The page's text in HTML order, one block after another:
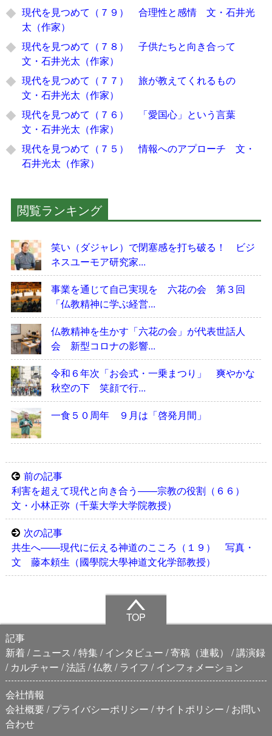
現代を見つめて（７９） 合理性と感情 文・石井光
太（作家）
現代を見つめて（７８） 子供たちと向き合って
文・石井光太（作家）
現代を見つめて（７７） 旅が教えてくれるもの
文・石井光太（作家）
現代を見つめて（７６） 「愛国心」という言葉
文・石井光太（作家）
現代を見つめて（７５） 情報へのアプローチ 文・
石井光太（作家）
閲覧ランキング
笑い（ダジャレ）で閉塞感を打ち破る！ ビジ
ネスユーモア研究家...
事業を通じて自己実現を 六花の会 第３回
「仏教精神に学ぶ経営...
仏教精神を生かす「六花の会」が代表世話人
会 新型コロナの影響...
令和６年次「お会式・一乗まつり」 爽やかな
秋空の下 笑顔で行...
一食５０周年 ９月は「啓発月間」
前の記事
利害を超えて現代と向き合う――宗教の役割（６６）
文・小林正弥（千葉大学大学院教授）
次の記事
共生へ――現代に伝える神道のこころ（１９） 写真・
文 藤本頼生（國學院大學神道文化学部教授）
TOP
記事
新着
ニュース 特集 インタビュー 寄稿（連載）
講演録
カルチャー 法話 仏教 ライフ
インフォメーション
会社情報
会社概要 プライバシーポリシー サイトポリシー
お問い
合わせ